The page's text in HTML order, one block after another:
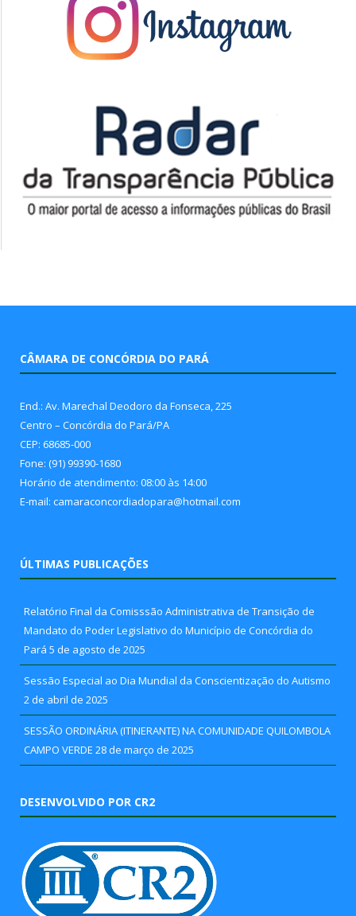
CÂMARA DE CONCÓRDIA DO PARÁ
End.: Av. Marechal Deodoro da Fonseca, 225
Centro – Concórdia do Pará/PA
CEP: 68685-000
Fone: (91) 99390-1680
Horário de atendimento: 08:00 às 14:00
E-mail: camaraconcordiadopara@hotmail.com
ÚLTIMAS PUBLICAÇÕES
Relatório Final da Comisssão Administrativa de Transição de
Mandato do Poder Legislativo do Município de Concórdia do
Pará 5 de agosto de 2025
Sessão Especial ao Dia Mundial da Conscientização do Autismo
2 de abril de 2025
SESSÃO ORDINÁRIA (ITINERANTE) NA COMUNIDADE QUILOMBOLA
CAMPO VERDE 28 de março de 2025
DESENVOLVIDO POR CR2